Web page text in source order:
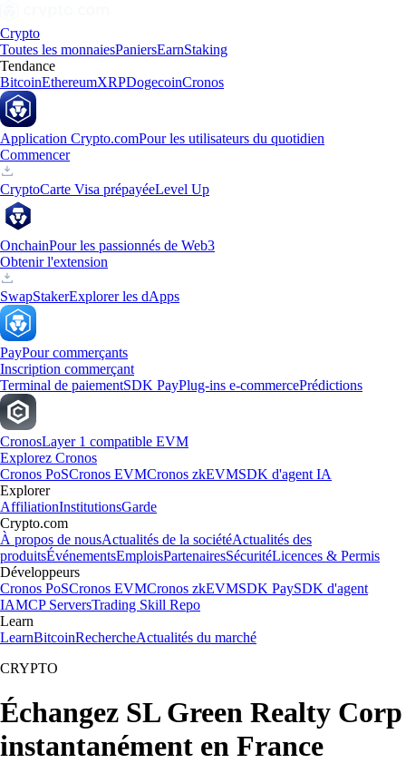
Crypto
Toutes les monnaiesPaniersEarnStaking
Tendance
BitcoinEthereumXRPDogecoinCronos
Application Crypto.comPour les utilisateurs du quotidien
Commencer
CryptoCarte Visa prépayéeLevel Up
OnchainPour les passionnés de Web3
Obtenir l'extension
SwapStakerExplorer les dApps
PayPour commerçants
Inscription commerçant
Terminal de paiementSDK PayPlug-ins e-commercePrédictions
CronosLayer 1 compatible EVM
Explorez Cronos
Cronos PoSCronos EVMCronos zkEVMSDK d'agent IA
Explorer
AffiliationInstitutionsGarde
Crypto.com
À propos de nousActualités de la sociétéActualités des
produitsÉvénementsEmploisPartenairesSécuritéLicences & Permis
Développeurs
Cronos PoSCronos EVMCronos zkEVMSDK PaySDK d'agent
IAMCP ServersTrading Skill Repo
Learn
LearnBitcoinRechercheActualités du marché
CRYPTO
Échangez SL Green Realty Corp
instantanément en France